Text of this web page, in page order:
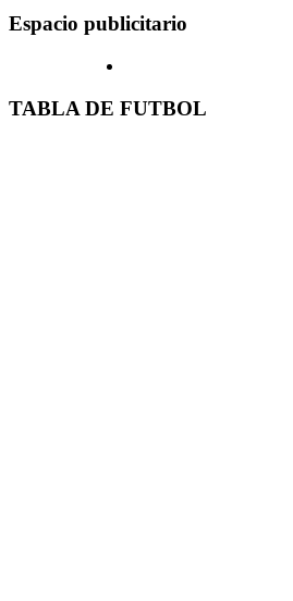
Espacio publicitario
TABLA DE FUTBOL